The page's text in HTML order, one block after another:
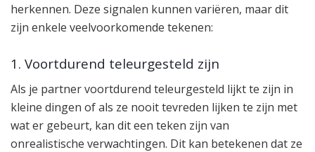
herkennen. Deze signalen kunnen variëren, maar dit
zijn enkele veelvoorkomende tekenen:
1. Voortdurend teleurgesteld zijn
Als je partner voortdurend teleurgesteld lijkt te zijn in
kleine dingen of als ze nooit tevreden lijken te zijn met
wat er gebeurt, kan dit een teken zijn van
onrealistische verwachtingen. Dit kan betekenen dat ze